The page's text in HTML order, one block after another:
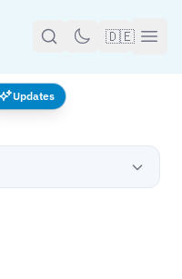
🇩🇪
Updates